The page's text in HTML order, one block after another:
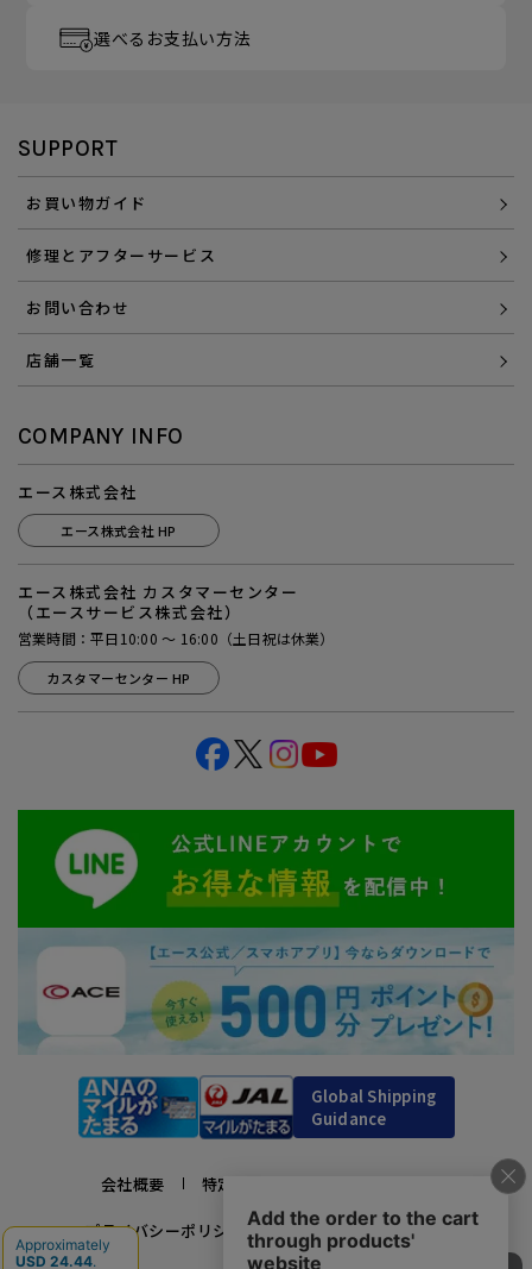
選べるお支払い方法
SUPPORT
お買い物ガイド
修理とアフターサービス
お問い合わせ
店舗一覧
COMPANY INFO
エース株式会社
エース株式会社 HP
エース株式会社 カスタマーセンター
（エースサービス株式会社）
営業時間：平日10:00 ～ 16:00（土日祝は休業）
カスタマーセンター HP
Global Shipping
Guidance
会社概要 特定商取引法に基づく表示
プライバシーポリシー 利用規約 採用情報